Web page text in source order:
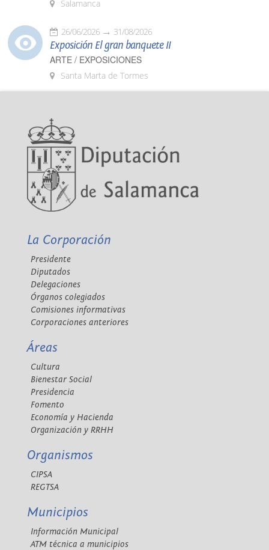
Salamanca
26/06/2026 31/08/2026
Exposición El gran banquete II
ARTE / EXPOSICIONES
Santa Marta de Tormes
La Corporación
Presidente
Diputados
Delegaciones
Órganos colegiados
Comisiones informativas
Corporaciones anteriores
Áreas
Cultura
Bienestar Social
Presidencia
Fomento
Economía y Hacienda
Organización y RRHH
Organismos
CIPSA
REGTSA
Municipios
Información Municipal
ATM técnica a municipios